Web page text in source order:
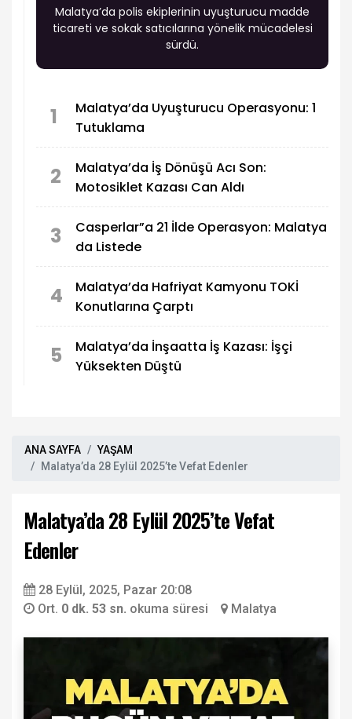
Malatya’da polis ekiplerinin uyuşturucu madde
ticareti ve sokak satıcılarına yönelik mücadelesi
sürdü.
1
Malatya’da Uyuşturucu Operasyonu: 1
Tutuklama
2
Malatya’da İş Dönüşü Acı Son:
Motosiklet Kazası Can Aldı
3
Casperlar”a 21 İlde Operasyon: Malatya
da Listede
4
Malatya’da Hafriyat Kamyonu TOKİ
Konutlarına Çarptı
5
Malatya’da İnşaatta İş Kazası: İşçi
Yüksekten Düştü
ANA SAYFA
YAŞAM
Malatya’da 28 Eylül 2025’te Vefat Edenler
Malatya’da 28 Eylül 2025’te Vefat
Edenler
28 Eylül, 2025, Pazar 20:08
Ort. 0 dk. 53 sn. okuma süresi Malatya